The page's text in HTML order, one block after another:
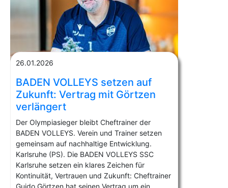
26.01.2026
BADEN VOLLEYS setzen auf
Zukunft: Vertrag mit Görtzen
verlängert
Der Olympiasieger bleibt Cheftrainer der
BADEN VOLLEYS. Verein und Trainer setzen
gemeinsam auf nachhaltige Entwicklung.
Karlsruhe (PS). Die BADEN VOLLEYS SSC
Karlsruhe setzen ein klares Zeichen für
Kontinuität, Vertrauen und Zukunft: Cheftrainer